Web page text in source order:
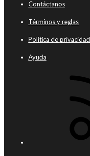
Contáctanos
Términos y reglas
Política de privacidad
Ayuda